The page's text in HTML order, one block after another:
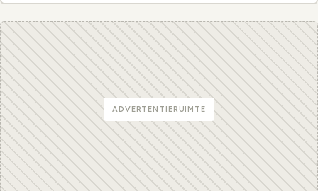
ADVERTENTIERUIMTE